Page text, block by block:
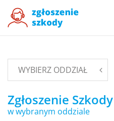
WYBIERZ ODDZIAŁ
Zgłoszenie Szkody
w wybranym oddziale